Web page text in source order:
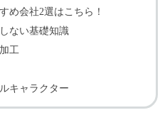
め会社2選はこちら！
ない基礎知識
工
キャラクター